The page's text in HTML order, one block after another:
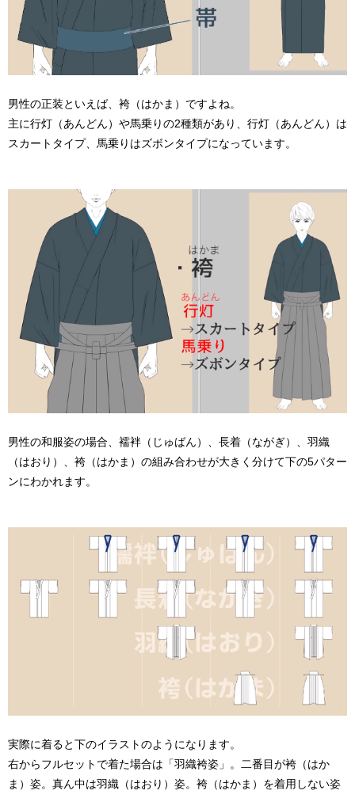
男性の正装といえば、 袴（はかま） ですよね。
主に行灯（あんどん）や馬乗りの2種類があり、行灯（あんどん）は
スカートタイプ、馬乗りはズボンタイプになっています。
男性の和服姿の場合、 襦袢（じゅばん） 長着（ながぎ）
羽織
（はおり）
袴（はかま） の組み合わせが大きく分けて下の5パター
ンにわかれます。
実際に着ると下のイラストのようになります。
右からフルセットで着た場合は「羽織袴姿」。二番目が袴（はか
ま）姿。真ん中は羽織（はおり）姿。袴（はかま）を着用しない姿